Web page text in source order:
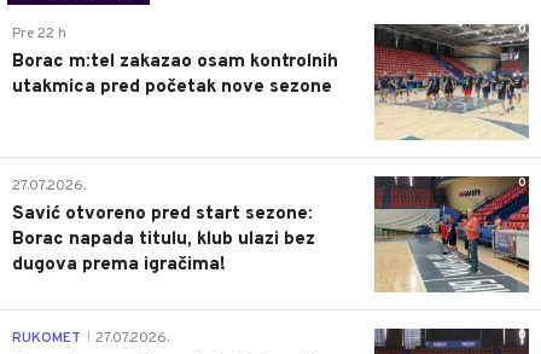
0
Pre 22 h
Borac m:tel zakazao osam kontrolnih
utakmica pred početak nove sezone
0
27.07.2026.
Savić otvoreno pred start sezone:
Borac napada titulu, klub ulazi bez
dugova prema igračima!
0
RUKOMET 27.07.2026.